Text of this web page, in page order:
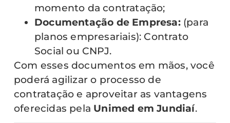
momento da contratação;
Documentação de Empresa:(para
planos empresariais): Contrato
Social ou CNPJ.
Com esses documentos em mãos, você
poderá agilizar o processo de
contratação e aproveitar as vantagens
oferecidas pela Unimed em Jundiaí.